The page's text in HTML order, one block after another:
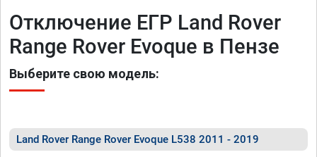
Отключение ЕГР Land Rover
Range Rover Evoque в Пензе
Выберите свою модель:
Land Rover Range Rover Evoque L538 2011 - 2019